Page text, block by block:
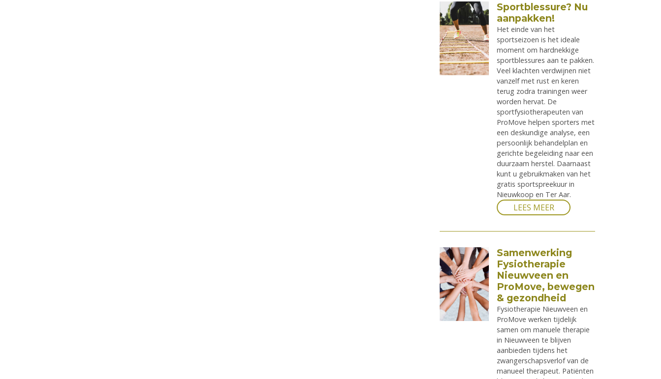
Sportblessure? Nu
aanpakken!
Het einde van het
sportseizoen is het ideale
moment om hardnekkige
sportblessures aan te pakken.
Veel klachten verdwijnen niet
vanzelf met rust en keren
terug zodra trainingen weer
worden hervat. De
sportfysiotherapeuten van
ProMove helpen sporters met
een deskundige analyse, een
persoonlijk behandelplan en
gerichte begeleiding naar een
duurzaam herstel. Daarnaast
kunt u gebruikmaken van het
gratis sportspreekuur in
Nieuwkoop en Ter Aar.
LEES MEER
Samenwerking
Fysiotherapie
Nieuwveen en
ProMove, bewegen
& gezondheid
Fysiotherapie Nieuwveen en
ProMove werken tijdelijk
samen om manuele therapie
in Nieuwveen te blijven
aanbieden tijdens het
zwangerschapsverlof van de
manueel therapeut. Patiënten